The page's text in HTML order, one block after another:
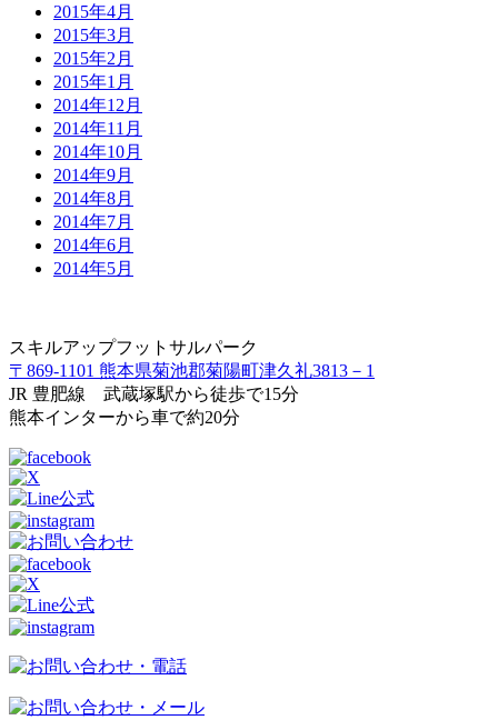
2015年4月
2015年3月
2015年2月
2015年1月
2014年12月
2014年11月
2014年10月
2014年9月
2014年8月
2014年7月
2014年6月
2014年5月
スキルアップフットサルパーク
〒869-1101 熊本県菊池郡菊陽町津久礼3813－1
JR 豊肥線 武蔵塚駅から徒歩で15分
熊本インターから車で約20分